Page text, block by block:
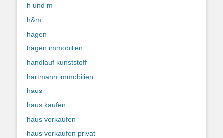
h und m
h&m
hagen
hagen immobilien
handlauf kunststoff
hartmann immobilien
haus
haus kaufen
haus verkaufen
haus verkaufen privat